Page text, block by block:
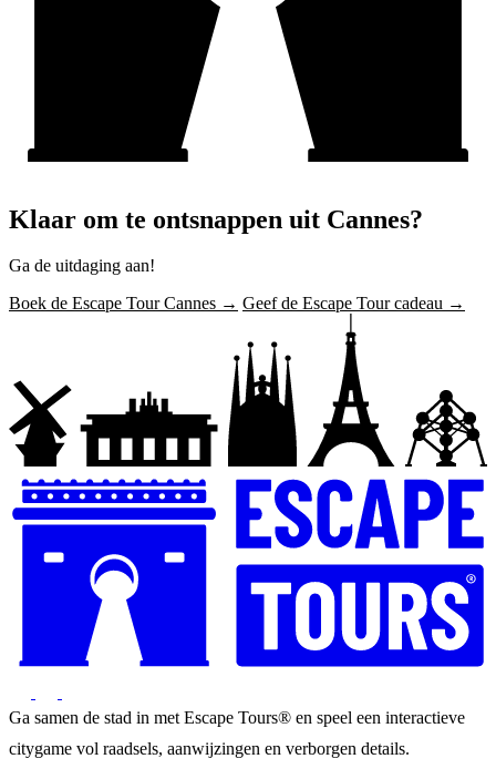
Klaar om te ontsnappen uit Cannes?
Ga de uitdaging aan!
Boek de Escape Tour Cannes → Geef de Escape Tour cadeau →
Ga samen de stad in met Escape Tours® en speel een interactieve
citygame vol raadsels, aanwijzingen en verborgen details.